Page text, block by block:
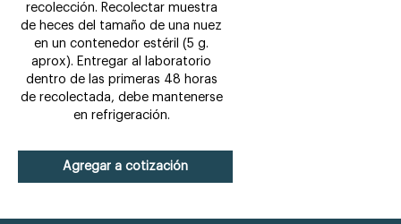
recolección. Recolectar muestra
de heces del tamaño de una nuez
en un contenedor estéril (5 g.
aprox). Entregar al laboratorio
dentro de las primeras 48 horas
de recolectada, debe mantenerse
en refrigeración.
Agregar a cotización